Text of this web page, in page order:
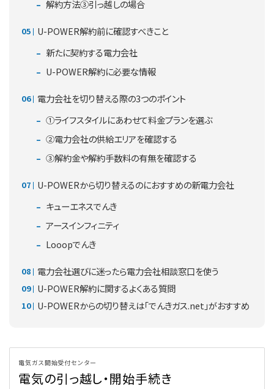
解約方法③引っ越しの場合
U-POWER解約前に確認すべきこと
新たに契約する電力会社
U-POWER解約に必要な情報
電力会社を切り替える際の3つのポイント
①ライフスタイルにあわせて料金プランを選ぶ
②電力会社の供給エリアを確認する
③解約金や解約手数料の有無を確認する
U-POWERから切り替えるのにおすすめの新電力会社
キューエネスでんき
アースインフィニティ
Looopでんき
電力会社選びに迷ったら電力会社相談窓口を使う
U-POWER解約に関するよくある質問
U-POWERからの切り替えは「でんきガス.net」がおすすめ
電気ガス開始受付センター
電気の引っ越し・開始手続き